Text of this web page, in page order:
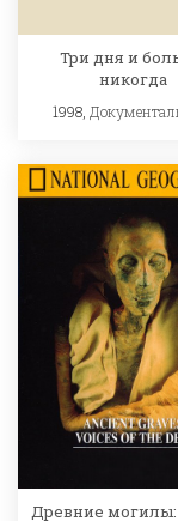
Три дня и
никогда
1998,
Древние могилы: